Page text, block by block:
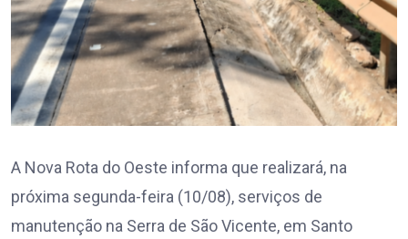
A Nova Rota do Oeste informa que realizará, na
próxima segunda-feira (10/08), serviços de
manutenção na Serra de São Vicente, em Santo